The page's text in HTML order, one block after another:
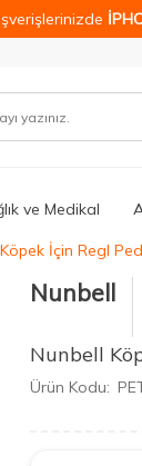
ve Medikal
İçin Regl
Nunbell
Nunbell
Ürün Kodu: